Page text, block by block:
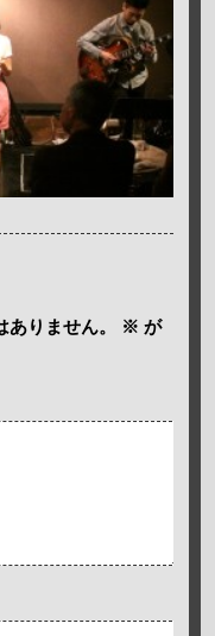
りません。 ※ が